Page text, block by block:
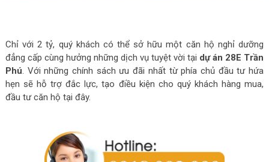
Chỉ với 2 tỷ, quý khách có thể sở hữu một căn hộ nghỉ dưỡng
đẳng cấp cùng hưởng những dịch vụ tuyệt vời tại dự án 28E Trần
Phú. Với những chính sách ưu đãi nhất từ phía chủ đầu tư hứa
hẹn sẽ hỗ trợ đắc lực, tạo điều kiện cho quý khách hàng mua,
đầu tư căn hộ tại đây.